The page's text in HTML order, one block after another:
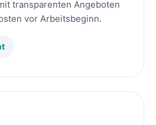
transparenten Angeboten
vor Arbeitsbeginn.